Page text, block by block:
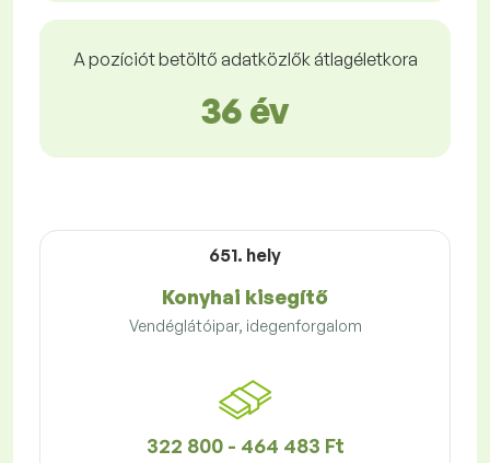
A pozíciót betöltő adatközlők átlagéletkora
36 év
651. hely
Konyhai kisegítő
Vendéglátóipar, idegenforgalom
322 800 - 464 483 Ft